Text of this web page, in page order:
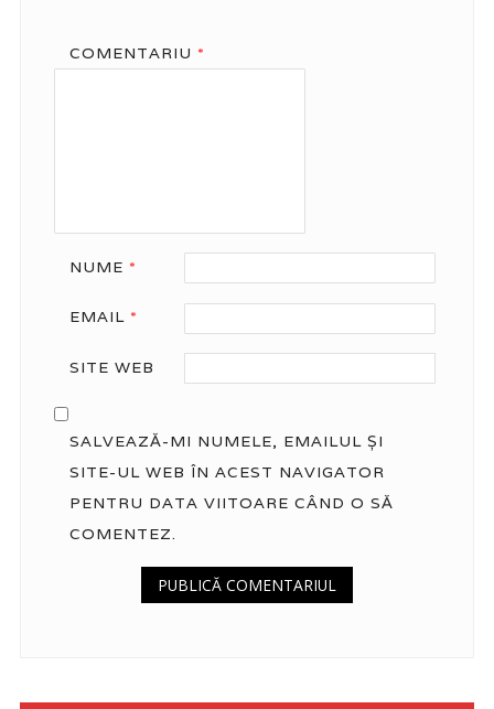
COMENTARIU *
NUME *
EMAIL *
SITE WEB
SALVEAZĂ-MI NUMELE, EMAILUL ȘI
SITE-UL WEB ÎN ACEST NAVIGATOR
PENTRU DATA VIITOARE CÂND O SĂ
COMENTEZ.